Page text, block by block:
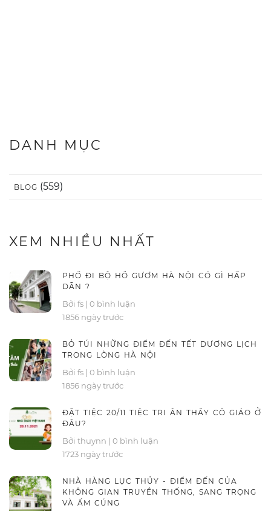
DANH MỤC
BLOG (559)
XEM NHIỀU NHẤT
PHỐ ĐI BỘ HỒ GƯƠM HÀ NỘI CÓ GÌ HẤP
DẪN ?
Bởi fs | 0 bình luận
1856 ngày trước
BỎ TÚI NHỮNG ĐIỂM ĐẾN TẾT DƯƠNG LỊCH
TRONG LÒNG HÀ NỘI
Bởi fs | 0 bình luận
1856 ngày trước
ĐẶT TIỆC 20/11 TIỆC TRI ÂN THẦY CÔ GIÁO Ở
ĐÂU?
Bởi thuynn | 0 bình luận
1723 ngày trước
NHÀ HÀNG LỤC THỦY - ĐIỂM ĐẾN CỦA
KHÔNG GIAN TRUYỀN THỐNG, SANG TRỌNG
VÀ ẤM CÚNG